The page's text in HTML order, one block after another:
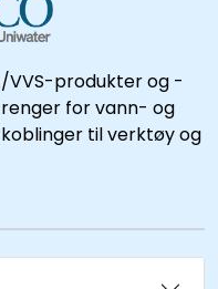
VVS-produkter og -
for vann- og
til verktøy og